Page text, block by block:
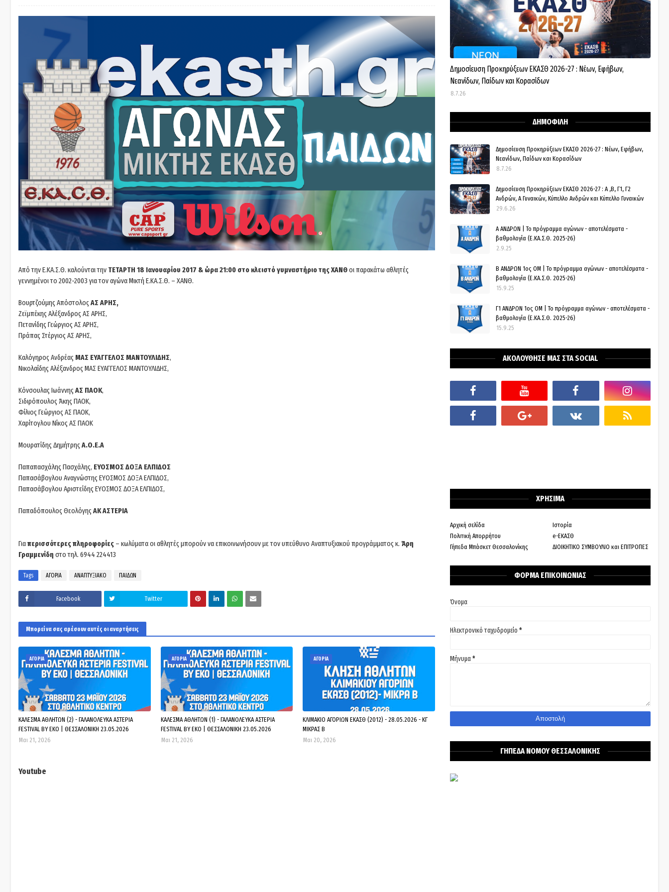
Από την Ε.ΚΑ.Σ.Θ. καλούνται την ΤΕΤΑΡΤΗ 18 Ιανουαρίου 2017 & ώρα 21:00 στο κλειστό γυμναστήριο της ΧΑΝΘοι παρακάτω αθλητές
γεννημένοι το 2002-2003 για τον αγώνα Μικτή Ε.ΚΑ.Σ.Θ. – ΧΑΝΘ.
Βουρτζούμης Απόστολος ΑΣ ΑΡΗΣ,
Ζεϊμπέκης Αλέξανδρος ΑΣ ΑΡΗΣ,
Πετανίδης Γεώργιος ΑΣ ΑΡΗΣ,
Πράπας Στέργιος ΑΣ ΑΡΗΣ,
Καλόγηρος Ανδρέας ΜΑΣ ΕΥΑΓΓΕΛΟΣ ΜΑΝΤΟΥΛΙΔΗΣ,
Νικολαίδης Αλέξανδρος ΜΑΣ ΕΥΑΓΓΕΛΟΣ ΜΑΝΤΟΥΛΙΔΗΣ,
Κόνσουλας Ιωάννης ΑΣ ΠΑΟΚ,
Σιδιρόπουλος Άκης ΠΑΟΚ,
Φίλιος Γεώργιος ΑΣ ΠΑΟΚ,
Χαρίτογλου Νίκος ΑΣ ΠΑΟΚ
Μουρατίδης Δημήτρης Α.Ο.Ε.Α
Παπαπασχάλης Πασχάλης, ΕΥΟΣΜΟΣ ΔΟΞΑ ΕΛΠΙΔΟΣ
Παπασάβογλου Αναγνώστης ΕΥΟΣΜΟΣ ΔΟΞΑ ΕΛΠΙΔΟΣ,
Παπασάβογλου Αριστείδης ΕΥΟΣΜΟΣ ΔΟΞΑ ΕΛΠΙΔΟΣ,
Παπαδόπουλος Θεολόγης ΑΚ ΑΣΤΕΡΙΑ
Γιαπερισσότερες πληροφορίες – κωλύματα οι αθλητές μπορούν να επικοινωνήσουν με τον υπεύθυνο Αναπτυξιακού προγράμματος κ. Άρη
Γραμμενίδη στο τηλ. 6944 224413
Tags ΑΓΟΡΙΑ ΑΝΑΠΤΥΞΙΑΚΟ ΠΑΙΔΩΝ
Facebook Twitter
Μπορεί να σας αρέσουν αυτές οι αναρτήσεις
ΑΓΟΡΙΑ
ΚΑΛΕΣΜΑ ΑΘΛΗΤΩΝ (2) - ΓΑΛΑΝΟΛΕΥΚΑ ΑΣΤΕΡΙΑ
FESTIVAL BY EKO | ΘΕΣΣΑΛΟΝΙΚΗ 23.05.2026
Μαι 21, 2026
ΑΓΟΡΙΑ
ΚΑΛΕΣΜΑ ΑΘΛΗΤΩΝ (1) - ΓΑΛΑΝΟΛΕΥΚΑ ΑΣΤΕΡΙΑ
FESTIVAL BY EKO | ΘΕΣΣΑΛΟΝΙΚΗ 23.05.2026
Μαι 21, 2026
ΑΓΟΡΙΑ
ΚΛΙΜΑΚΙΟ ΑΓΟΡΙΩΝ ΕΚΑΣΘ (2012) - 28.05.2026 - ΚΓ
ΜΙΚΡΑΣ Β
Μαι 20, 2026
Youtube
Δημοσίευση Προκηρύξεων ΕΚΑΣΘ 2026-27 : Νέων, Εφήβων,
Νεανίδων, Παίδων και Κορασίδων
8.7.26
ΔΗΜΟΦΙΛΗ
Δημοσίευση Προκηρύξεων ΕΚΑΣΘ 2026-27 : Νέων, Εφήβων,
Νεανίδων, Παίδων και Κορασίδων
8.7.26
Δημοσίευση Προκηρύξεων ΕΚΑΣΘ 2026-27 : Α ,Β, Γ1, Γ2
Ανδρών, Α Γυναικών, Κύπελλο Ανδρών και Κύπελλο Γυναικών
29.6.26
Α ΑΝΔΡΩΝ | Το πρόγραμμα αγώνων - αποτελέσματα -
βαθμολογία (Ε.ΚΑ.Σ.Θ. 2025-26)
2.9.25
Β ΑΝΔΡΩΝ 1ος ΟΜ | Το πρόγραμμα αγώνων - αποτελέσματα -
βαθμολογία (Ε.ΚΑ.Σ.Θ. 2025-26)
15.9.25
Γ1 ΑΝΔΡΩΝ 1ος ΟΜ | Το πρόγραμμα αγώνων - αποτελέσματα -
βαθμολογία (Ε.ΚΑ.Σ.Θ. 2025-26)
15.9.25
ΑΚΟΛΟΥΘΗΣΕ ΜΑΣ ΣΤΑ SOCIAL
ΧΡΗΣΙΜΑ
Αρχική σελίδα
Ιστορία
Πολιτική Απορρήτου
e-ΕΚΑΣΘ
Γήπεδα Μπάσκετ Θεσσαλονίκης
ΔΙΟΙΚΗΤΙΚΟ ΣΥΜΒΟΥΛΙΟ και ΕΠΙΤΡΟΠΕΣ
ΦΟΡΜΑ ΕΠΙΚΟΙΝΩΝΙΑΣ
Όνομα
Ηλεκτρονικό ταχυδρομείο *
Μήνυμα*
ΓΗΠΕΔΑ ΝΟΜΟΥ ΘΕΣΣΑΛΟΝΙΚΗΣ